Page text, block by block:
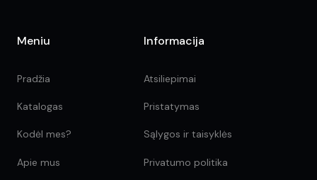
Meniu
Pradžia
Katalogas
Kodėl mes?
Apie mus
Informacija
Atsiliepimai
Pristatymas
Sąlygos ir taisyklės
Privatumo politika